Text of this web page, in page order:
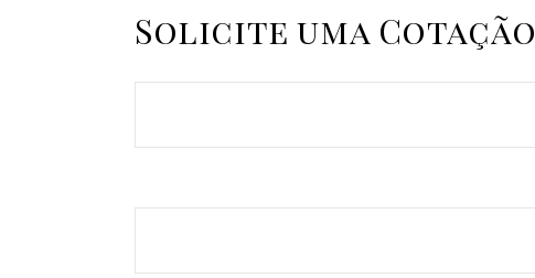
Solicite uma Cotação